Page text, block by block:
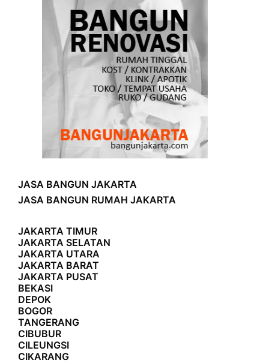
JASA BANGUN JAKARTA
JASA BANGUN RUMAH JAKARTA
JAKARTA TIMUR
JAKARTA SELATAN
JAKARTA UTARA
JAKARTA BARAT
JAKARTA PUSAT
BEKASI
DEPOK
BOGOR
TANGERANG
CIBUBUR
CILEUNGSI
CIKARANG